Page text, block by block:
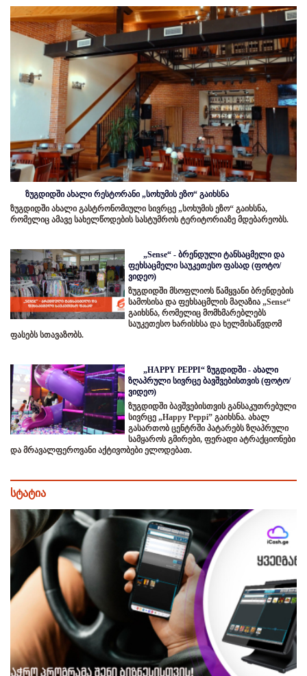
ზუგდიდში ახალი რესტორანი „სოხუმის ეზო“ გაიხსნა
ზუგდიდში ახალი გასტრონომიული სივრცე „სოხუმის ეზო“ გაიხსნა,
რომელიც ამავე სახელწოდების სასტუმროს ტერიტორიაზე მდებარეობს.
„Sense“ - ბრენდული ტანსაცმელი და
ფეხსაცმელი საუკეთესო ფასად (ფოტო/
ვიდეო)
ზუგდიდში მსოფლიოს წამყვანი ბრენდების
სამოსისა და ფეხსაცმლის მაღაზია „Sense“
გაიხსნა, რომელიც მომხმარებლებს
საუკეთესო ხარისხსა და ხელმისაწვდომ
ფასებს სთავაზობს.
„HAPPY PEPPI“ ზუგდიდში - ახალი
ზღაპრული სივრცე ბავშვებისთვის (ფოტო/
ვიდეო)
ზუგდიდში ბავშვებისთვის განსაკუთრებული
სივრცე „Happy Peppi” გაიხსნა. ახალ
გასართობ ცენტრში პატარებს ზღაპრული
სამყაროს გმირები, ფერადი ატრაქციონები
და მრავალფეროვანი აქტივობები ელოდებათ.
სტატია